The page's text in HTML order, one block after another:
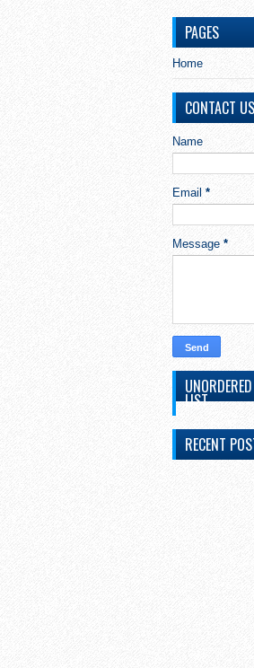
PAGES
Home
CONTACT US
Name
Email *
Message *
UNORDERED
LIST
RECENT